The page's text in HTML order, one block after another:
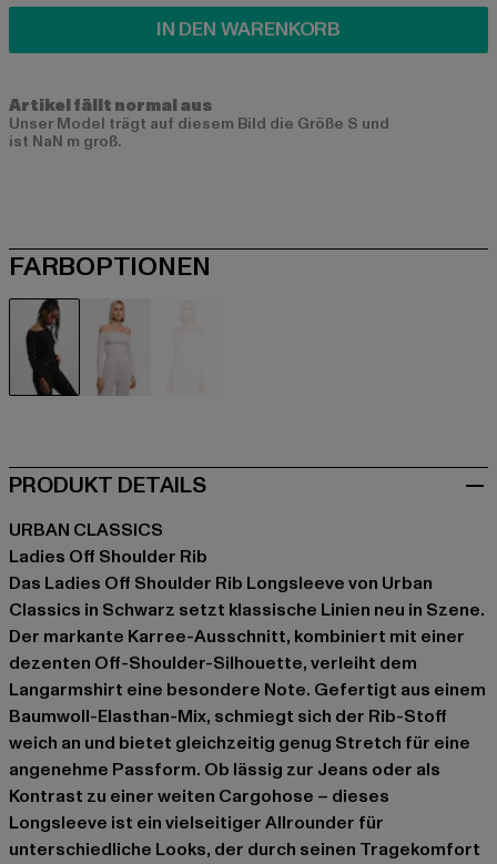
IN DEN WARENKORB
Artikel fällt normal aus
Unser Model trägt auf diesem Bild die Größe S und
ist NaN m groß.
FARBOPTIONEN
PRODUKT DETAILS
URBAN CLASSICS
Ladies Off Shoulder Rib
Das Ladies Off Shoulder Rib Longsleeve von Urban
Classics in Schwarz setzt klassische Linien neu in Szene.
Der markante Karree-Ausschnitt, kombiniert mit einer
dezenten Off-Shoulder-Silhouette, verleiht dem
Langarmshirt eine besondere Note. Gefertigt aus einem
Baumwoll-Elasthan-Mix, schmiegt sich der Rib-Stoff
weich an und bietet gleichzeitig genug Stretch für eine
angenehme Passform. Ob lässig zur Jeans oder als
Kontrast zu einer weiten Cargohose – dieses
Longsleeve ist ein vielseitiger Allrounder für
unterschiedliche Looks, der durch seinen Tragekomfort